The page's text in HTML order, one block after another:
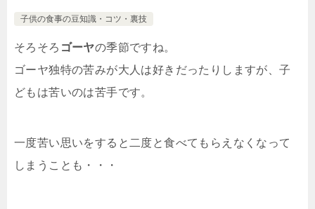
子供の食事の豆知識・コツ・裏技
そろそろ ゴーヤの季節ですね。
ゴーヤ独特の苦みが大人は好きだったりしますが、子
どもは苦いのは苦手です。
一度苦い思いをすると二度と食べてもらえなくなって
しまうことも・・・